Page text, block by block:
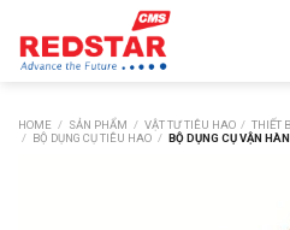
content
HOME / SẢN PHẨM / VẬT TƯ TIÊU HAO / THIẾT
/ BỘ DỤNG CỤ TIÊU HAO / BỘ DỤNG CỤ VẬN